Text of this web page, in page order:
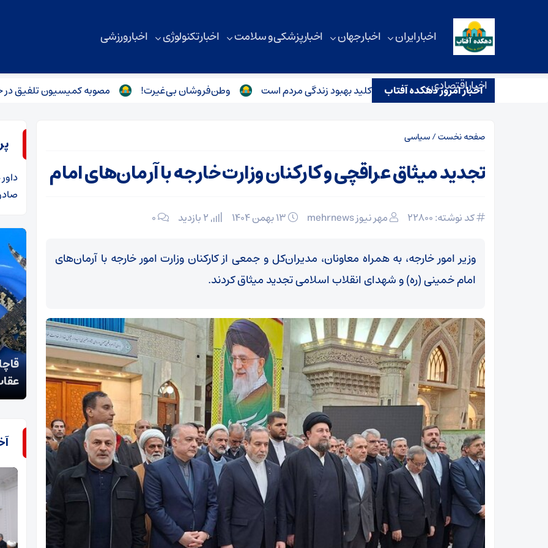
اخبار ایران اخبار جهان اخبار پزشکی و سلامت اخبار تکنولوژی اخبار ورزشی
اخبار اقتصادی
اخبار امروز دهکده آفتاب
اجرای سیاست‌های رهبری، کلید بهبود زندگی مردم است وطن‌فروشان بی‌غیرت! مصوبه کمیسیون تلفیق در حمایت از
صفحه نخست/سیاسی
تجدید میثاق عراقچی و کارکنان وزارت خارجه با آرمان‌های امام
کد نوشته: 22800 مهر نیوز mehrnews ۰
وزیر امور خارجه، به همراه معاونان، مدیران‌کل و جمعی از کارکنان وزارت امور خارجه با آرمان‌های
امام خمینی (ره) و شهدای انقلاب اسلامی تجدید میثاق کردند.
داور
آیت‌الله مکارم شیرازی: ایمان به منجی، ضامن پایداری
امت اسلامی است
قاچاق حیات‌وحش در استان تهران؛ کشف شیر،
عقاب طلایی و تمساح